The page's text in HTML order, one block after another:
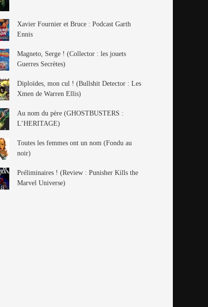
Xavier Fournier et Bruce : Podcast Garth
Ennis
Magneto, Serge ! (Collector : les jouets
Guerres Secrètes)
Diploïdes, mon cul ! (Bullshit Detector : Les
Xmen de Warren Ellis)
Au nom du père (GHOSTBUSTERS :
L’HERITAGE)
Toutes les femmes ont un nom (Fondu au
noir)
Préliminaires ! (Review : Punisher Kills the
Marvel Universe)